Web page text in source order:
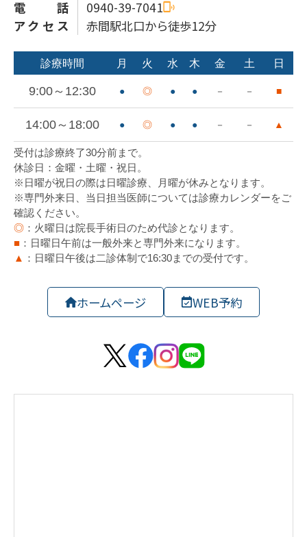
電話
0940-39-7041
アクセス
赤間駅北口から徒歩12分
ホームページ WEB予約